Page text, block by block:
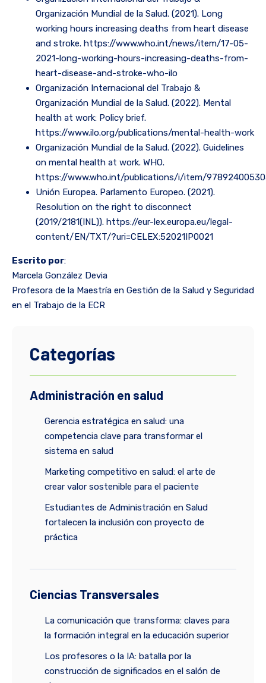
Organización Mundial de la Salud. (2021). Long
working hours increasing deaths from heart disease
and stroke. https://www.who.int/news/item/17-05-
2021-long-working-hours-increasing-deaths-from-
heart-disease-and-stroke-who-ilo
Organización Internacional del Trabajo &
Organización Mundial de la Salud. (2022). Mental
health at work: Policy brief.
https://www.ilo.org/publications/mental-health-work
Organización Mundial de la Salud. (2022). Guidelines
on mental health at work. WHO.
https://www.who.int/publications/i/item/
Unión Europea. Parlamento Europeo. (2021).
Resolution on the right to disconnect
(2019/2181(INL)). https://eur-lex.europa.eu/legal-
content/EN/TXT/?uri=CELEX:52021IP0021
Escrito por:
Marcela González Devia
Profesora de la Maestría en Gestión de la Salud y Seguridad
en el Trabajo de la ECR
Categorías
Administración en salud
Gerencia estratégica en salud: una
competencia clave para transformar el
sistema en salud
Marketing competitivo en salud: el arte de
crear valor sostenible para el paciente
Estudiantes de Administración en Salud
fortalecen la inclusión con proyecto de
práctica
Ciencias Transversales
La comunicación que transforma: claves para
la formación integral en la educación superior
Los profesores o la IA: batalla por la
construcción de significados en el salón de